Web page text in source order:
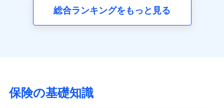
ソニー生命保険株式会社
（https://www.sonylife.co.jp）
SOMPOひまわり生命保険株式会社
太陽生命保険株式会社（https://www.taiyo-
総合ランキングをもっと見る
保険の基礎知識